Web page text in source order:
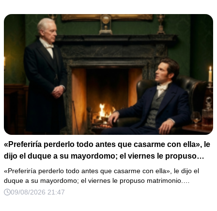
«Preferiría perderlo todo antes que casarme con ella», le
dijo el duque a su mayordomo; el viernes le propuso
matrimonio.
«Preferiría perderlo todo antes que casarme con ella», le dijo el
duque a su mayordomo; el viernes le propuso matrimonio.…
09/08/2026 21:47